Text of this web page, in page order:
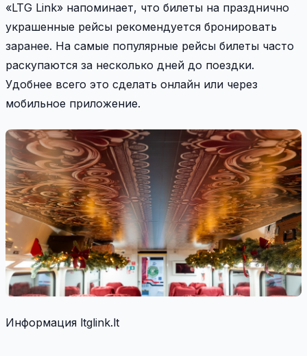
«LTG Link» напоминает, что билеты на празднично
украшенные рейсы рекомендуется бронировать
заранее. На самые популярные рейсы билеты часто
раскупаются за несколько дней до поездки.
Удобнее всего это сделать онлайн или через
мобильное приложение.
Информация ltglink.lt